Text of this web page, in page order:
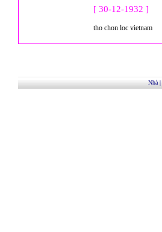
[ 30-12-1932 ]
tho chon loc vietnam
Nhà|